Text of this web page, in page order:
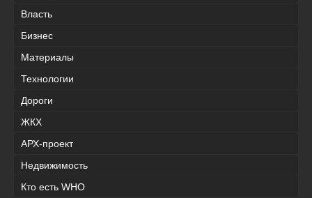
Власть
Бизнес
Материалы
Технологии
Дороги
ЖКХ
АРХ-проект
Недвижимость
Кто есть WHO